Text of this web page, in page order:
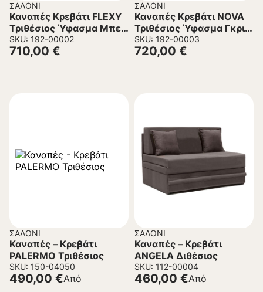
ΣΑΛΌΝΙ
Καναπές Κρεβάτι FLEXY
Τριθέσιος Ύφασμα Μπεζ
233x103x91 εκ.
SKU: 192-00002
710,00 €
ΣΑΛΌΝΙ
Καναπές Κρεβάτι NOVA
Τριθέσιος Ύφασμα Γκρι
226x103x90 εκ.
SKU: 192-00003
720,00 €
ΣΑΛΌΝΙ
Καναπές – Κρεβάτι
PALERMO Τριθέσιος
SKU: 150-04050
Από
490,00 €
ΣΑΛΌΝΙ
Καναπές – Κρεβάτι
ANGELA Διθέσιος
SKU: 112-00004
Από
460,00 €